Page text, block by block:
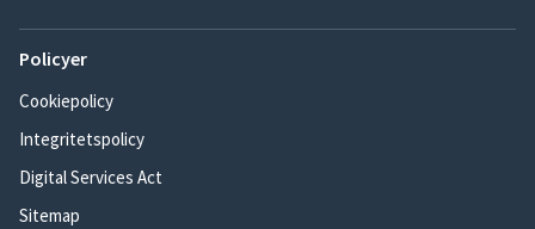
Policyer
Cookiepolicy
Integritetspolicy
Digital Services Act
Sitemap